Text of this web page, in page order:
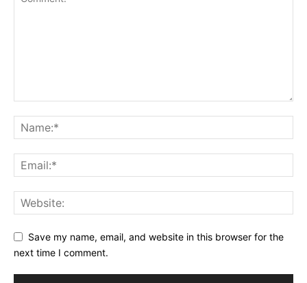
Save my name, email, and website in this browser for the
next time I comment.